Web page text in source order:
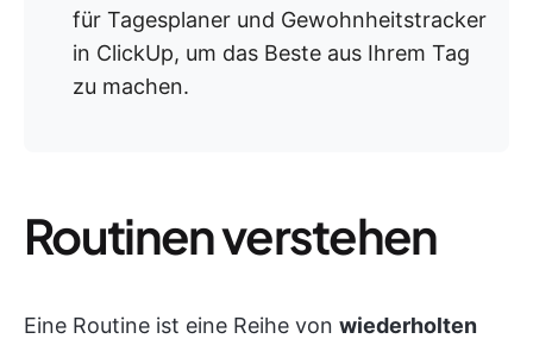
für Tagesplaner und Gewohnheitstracker
in ClickUp, um das Beste aus Ihrem Tag
zu machen.
Routinen verstehen
Eine Routine ist eine Reihe von wiederholten